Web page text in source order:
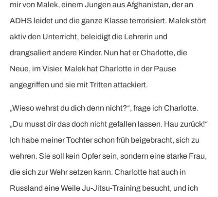
mir von Malek, einem Jungen aus Afghanistan, der an
ADHS leidet und die ganze Klasse terrorisiert. Malek stört
aktiv den Unterricht, beleidigt die Lehrerin und
drangsaliert andere Kinder. Nun hat er Charlotte, die
Neue, im Visier. Malek hat Charlotte in der Pause
angegriffen und sie mit Tritten attackiert.
„Wieso wehrst du dich denn nicht?“, frage ich Charlotte.
„Du musst dir das doch nicht gefallen lassen. Hau zurück!“
Ich habe meiner Tochter schon früh beigebracht, sich zu
wehren. Sie soll kein Opfer sein, sondern eine starke Frau,
die sich zur Wehr setzen kann. Charlotte hat auch in
Russland eine Weile Ju-Jitsu-Training besucht, und ich